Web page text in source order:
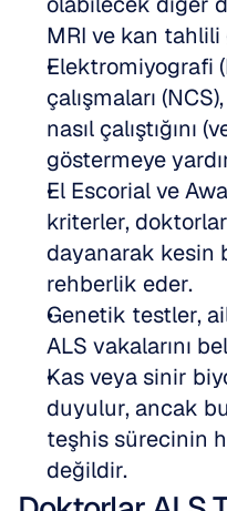
MRI ve kan
Elektromiyografi
çalışmaları
nasıl çalıştığını
göstermeye
El Escorial ve
kriterler,
dayanarak kesin
rehberlik eder.
Genetik testler,
ALS vakalarını
Kas veya sinir
duyulur, ancak
teşhis sürecinin
değildir.